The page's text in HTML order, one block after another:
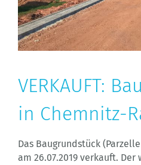
VERKAUFT:
in Chemnitz-
Das Baugrundstück
am 26.07.2019 verkauft.